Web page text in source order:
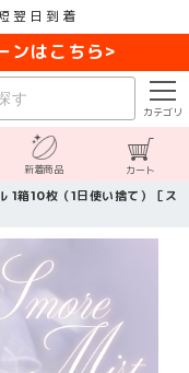
翌日到着
ンはこちら>
カテゴリ
新着商品 カート
1箱10枚（1日使い捨て）［ス